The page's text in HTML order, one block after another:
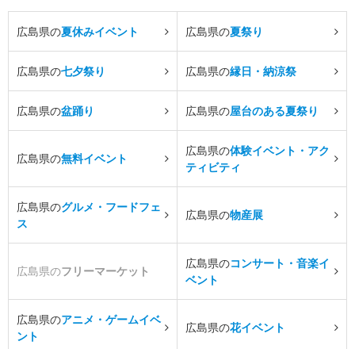
広島県の夏休みイベント 広島県の夏祭り
広島県の七夕祭り 広島県の縁日・納涼祭
広島県の盆踊り 広島県の屋台のある夏祭り
広島県の無料イベント
広島県の体験イベント・アク
ティビティ
広島県のグルメ・フードフェ
ス
広島県の物産展
広島県のフリーマーケット
広島県のコンサート・音楽イ
ベント
広島県のアニメ・ゲームイベ
ント
広島県の花イベント